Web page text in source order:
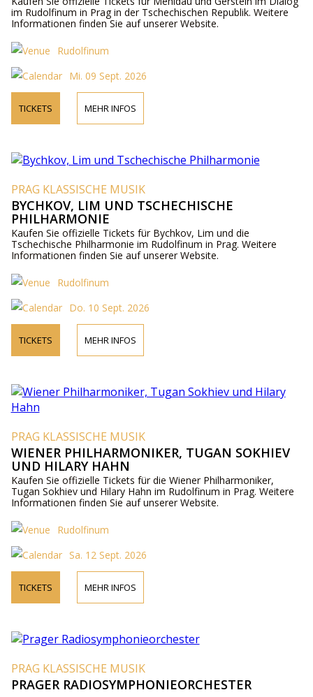
im Rudolfinum in Prag in der Tschechischen Republik. Weitere
Informationen finden Sie auf unserer Website.
Rudolfinum
Mi. 09 Sept. 2026
TICKETS MEHR INFOS
PRAG KLASSISCHE MUSIK
BYCHKOV, LIM UND TSCHECHISCHE
PHILHARMONIE
Kaufen Sie offizielle Tickets für Bychkov, Lim und die
Tschechische Philharmonie im Rudolfinum in Prag. Weitere
Informationen finden Sie auf unserer Website.
Rudolfinum
Do. 10 Sept. 2026
TICKETS MEHR INFOS
PRAG KLASSISCHE MUSIK
WIENER PHILHARMONIKER, TUGAN SOKHIEV
UND HILARY HAHN
Kaufen Sie offizielle Tickets für die Wiener Philharmoniker,
Tugan Sokhiev und Hilary Hahn im Rudolfinum in Prag. Weitere
Informationen finden Sie auf unserer Website.
Rudolfinum
Sa. 12 Sept. 2026
TICKETS MEHR INFOS
PRAG KLASSISCHE MUSIK
PRAGER RADIOSYMPHONIEORCHESTER